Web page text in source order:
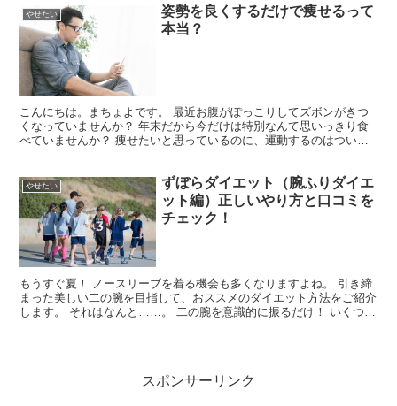
やせたい
姿勢を良くするだけで痩せるって
本当？
こんにちは。まちょよです。 最近お腹がぽっこりしてズボンがきつ
くなっていませんか？ 年末だから今だけは特別なんて思いっきり食
べていませんか？ 痩せたいと思っているのに、運動するのはついつ
やせたい
ずぼらダイエット（腕ふりダイエ
ット編）正しいやり方と口コミを
チェック！
もうすぐ夏！ ノースリーブを着る機会も多くなりますよね。 引き締
まった美しい二の腕を目指して、おススメのダイエット方法をご紹介
します。 それはなんと……。 二の腕を意識的に振るだけ！ いくつか
スポンサーリンク